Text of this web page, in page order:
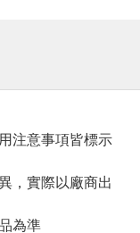
注意事項皆標示
，實際以廠商出
為準